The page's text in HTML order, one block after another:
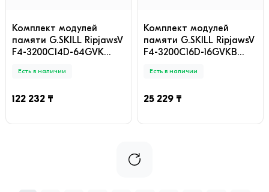
Комплект модулей
памяти G.SKILL RipjawsV
F4-3200C14D-64GVK
3200MHz
Есть в наличии
122 232 ₸
Комплект модулей
памяти G.SKILL RipjawsV
F4-3200C16D-16GVKB
3200MHz
Есть в наличии
25 229 ₸